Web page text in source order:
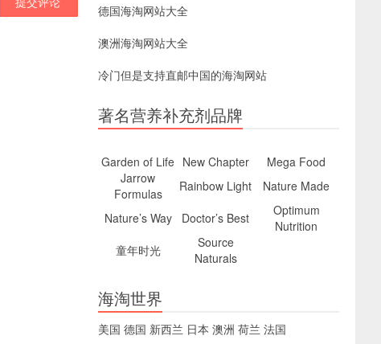
德国海淘网站大全
澳洲海淘网站大全
冷门但是支持直邮中国的海淘网站
著名营养补充剂品牌
Garden of Life New Chapter
Mega Food
Jarrow
Formulas
Rainbow Light
Nature Made
Nature’s Way
Doctor’s Best
Optimum
Nutrition
童年时光
Source
Naturals
海淘世界
美国 德国 新西兰 日本 澳洲 荷兰 法国